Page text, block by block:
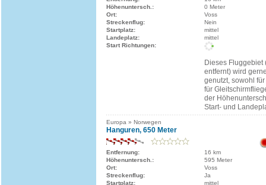
Höhenuntersch.:
0 Meter
Ort:
Voss
Streckenflug:
Nein
Startplatz:
mittel
Landeplatz:
mittel
Start Richtungen:
Dieses Fluggebiet
entfernt) wird
genutzt, sowohl
für
der
Start- und
Europa » Norwegen
Hanguren, 650 Meter
Entfernung:
16 km
Höhenuntersch.:
595 Meter
Ort:
Voss
Streckenflug:
Ja
Startplatz:
mittel